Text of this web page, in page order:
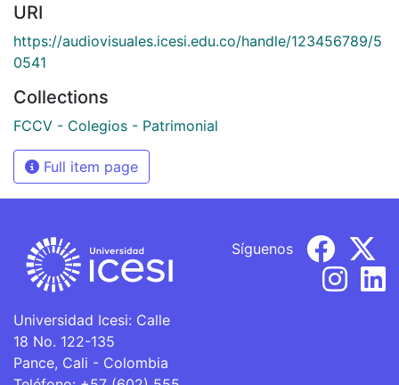
URI
https://audiovisuales.icesi.edu.co/handle/123456789/5
0541
Collections
FCCV - Colegios - Patrimonial
Full item page
Universidad Icesi: Calle
18 No. 122-135
Pance, Cali - Colombia
Síguenos